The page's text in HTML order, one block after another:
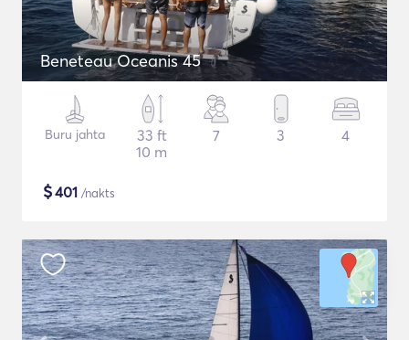
Beneteau Oceanis 45
Buru jahta
33 ft
10 m
7 3 4
$401 /nakts